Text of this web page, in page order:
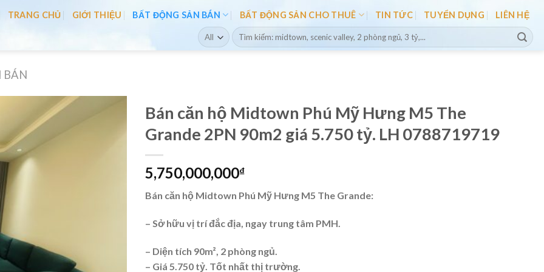
TRANG CHỦ GIỚI THIỆU BẤT ĐỘNG SẢN BÁN BẤT ĐỘNG SẢN CHO THUÊ TIN TỨC TUYỂN DỤNG LIÊN HỆ
Search
for:
BÁN
Bán căn hộ Midtown Phú Mỹ Hưng M5 The
Grande 2PN 90m2 giá 5.750 tỷ. LH 0788719719
5,750,000,000₫
Bán căn hộ Midtown Phú Mỹ Hưng M5 The Grande:
– Sở hữu vị trí đắc địa, ngay trung tâm PMH.
– Diện tích 90m², 2 phòng ngủ.
– Giá 5.750 tỷ. Tốt nhất thị trường.